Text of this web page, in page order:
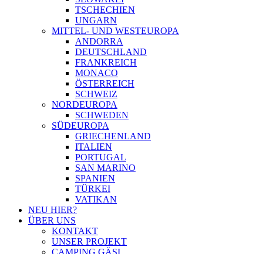
TSCHECHIEN
UNGARN
MITTEL- UND WESTEUROPA
ANDORRA
DEUTSCHLAND
FRANKREICH
MONACO
ÖSTERREICH
SCHWEIZ
NORDEUROPA
SCHWEDEN
SÜDEUROPA
GRIECHENLAND
ITALIEN
PORTUGAL
SAN MARINO
SPANIEN
TÜRKEI
VATIKAN
NEU HIER?
ÜBER UNS
KONTAKT
UNSER PROJEKT
CAMPING GÄSI